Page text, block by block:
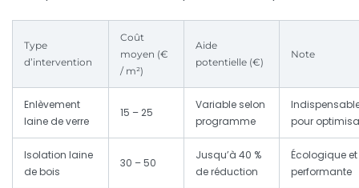
Type
d’intervention
Coût
moyen (€
/ m²)
Aide
potentielle (€)
Note
Enlèvement
laine de verre
15 – 25
Variable selon
programme
pour
Isolation laine
de bois
30 – 50
Jusqu’à 40 %
de réduction
Écologique et
performante